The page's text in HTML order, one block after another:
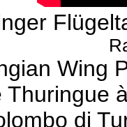
Wing
Thuringue
di